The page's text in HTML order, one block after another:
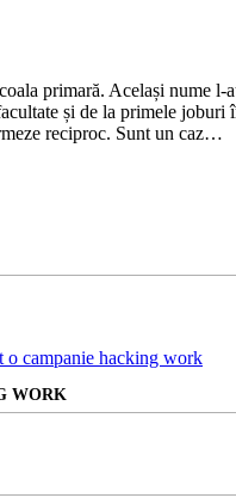
primară. Același nume l-
și de la primele joburi
reciproc. Sunt un caz…
WORK